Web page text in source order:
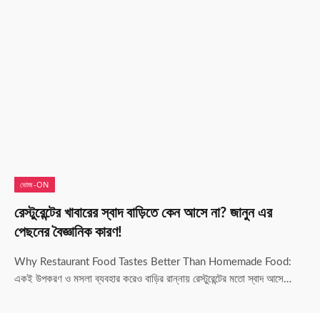
ভোজ-ON
রেস্টুরেন্টের খাবারের স্বাদ বাড়িতে কেন আসে না? জানুন এর
পেছনের বৈজ্ঞানিক কারণ!
Why Restaurant Food Tastes Better Than Homemade Food:
একই উপকরণ ও মসলা ব্যবহার করেও বাড়ির রান্নায় রেস্টুরেন্টের মতো স্বাদ আসে…